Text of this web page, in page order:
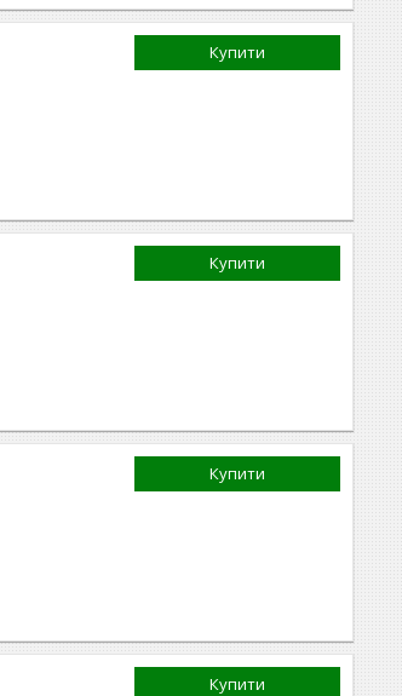
Купити
Купити
Купити
Купити